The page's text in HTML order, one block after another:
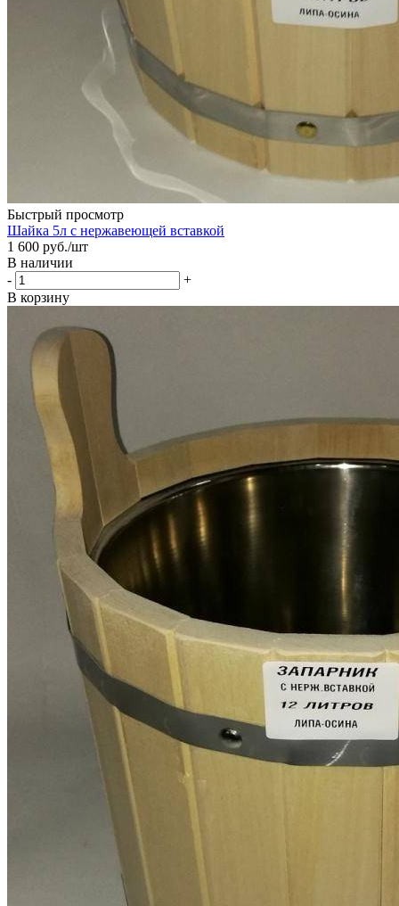
Быстрый просмотр
Шайка 5л с нержавеющей вставкой
1 600 руб./шт
В наличии
-
+
В корзину